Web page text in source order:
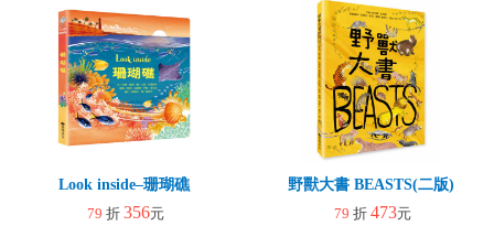
Look inside–珊瑚礁
79 折 356元
野獸大書 BEASTS(二版)
79 折 473元